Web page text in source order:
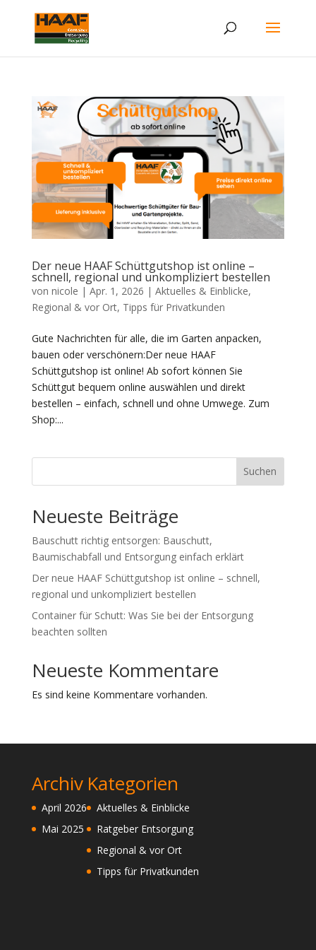
Der neue HAAF Schüttgutshop ist online –
schnell, regional und unkompliziert bestellen
von nicole | Apr. 1, 2026 | Aktuelles & Einblicke,
Regional & vor Ort, Tipps für Privatkunden
Gute Nachrichten für alle, die im Garten anpacken,
bauen oder verschönern:Der neue HAAF
Schüttgutshop ist online! Ab sofort können Sie
Schüttgut bequem online auswählen und direkt
bestellen – einfach, schnell und ohne Umwege. Zum
Shop:...
Suchen
Neueste Beiträge
Bauschutt richtig entsorgen: Bauschutt,
Baumischabfall und Entsorgung einfach erklärt
Der neue HAAF Schüttgutshop ist online – schnell,
regional und unkompliziert bestellen
Container für Schutt: Was Sie bei der Entsorgung
beachten sollten
Neueste Kommentare
Es sind keine Kommentare vorhanden.
Archiv
April 2026
Mai 2025
Kategorien
Aktuelles & Einblicke
Ratgeber Entsorgung
Regional & vor Ort
Tipps für Privatkunden